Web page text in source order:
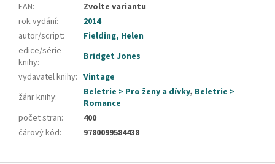
EAN:
Zvolte variantu
rok vydání:
2014
autor/script:
Fielding, Helen
edice/série
knihy:
Bridget Jones
vydavatel knihy: Vintage
žánr knihy: Beletrie > Pro ženy a dívky, Beletrie >
Romance
počet stran:
400
čárový kód: 9780099584438